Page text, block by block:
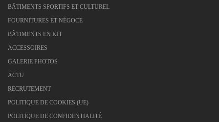
BÂTIMENTS SPORTIFS ET CULTUREL
FOURNITURES ET NÉGOCE
BÂTIMENTS EN KIT
ACCESSOIRES
GALERIE PHOTOS
ACTU
RECRUTEMENT
POLITIQUE DE COOKIES (UE)
POLITIQUE DE CONFIDENTIALITÉ